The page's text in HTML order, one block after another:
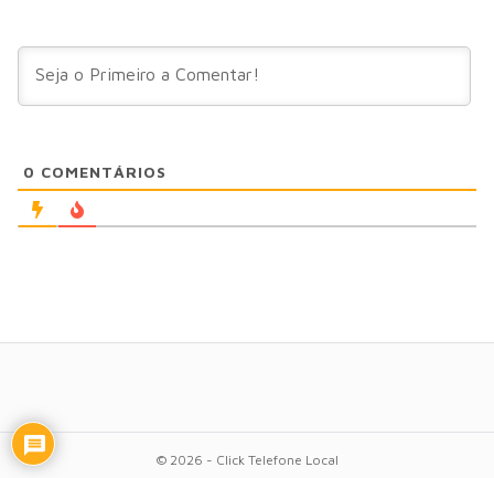
0 COMENTÁRIOS
© 2026 - Click Telefone Local